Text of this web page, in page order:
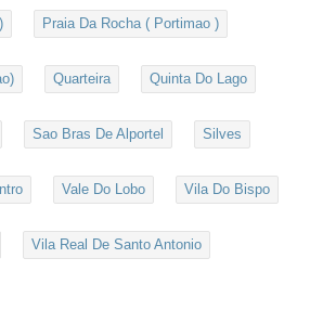
Praia Da Rocha ( Portimao )
Quarteira Quinta Do Lago
Sao Bras De Alportel Silves
Vale Do Lobo Vila Do Bispo
Vila Real De Santo Antonio